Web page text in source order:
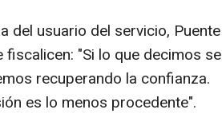
del usuario del servicio, Puente
"Si lo que decimos se
recuperando la confianza.
es lo menos procedente".